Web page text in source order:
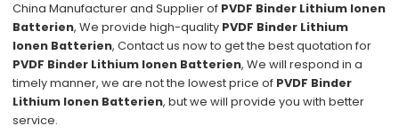
China Manufacturer and Supplier of PVDF Binder Lithium Ionen
Batterien, We provide high-quality PVDF Binder Lithium
Ionen Batterien, Contact us now to get the best quotation for
PVDF Binder Lithium Ionen Batterien, We will respond in a
timely manner, we are not the lowest price of PVDF Binder
Lithium Ionen Batterien, but we will provide you with better
service.